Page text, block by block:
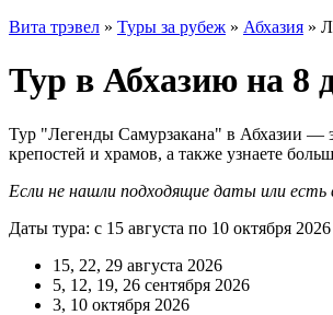
Вита трэвел » Туры за рубеж » Абхазия »
Тур в Абхазию на 8
Тур "Легенды Самурзакана" в Абхазии —
крепостей и храмов, а также узнаете
Если не нашли подходящие даты или
Даты тура: с 15 августа по 10 октября 2026
15, 22, 29 августа 2026
5, 12, 19, 26 сентября 2026
3, 10 октября 2026